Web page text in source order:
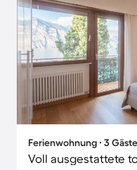
Ferienwohnung ∙ 3